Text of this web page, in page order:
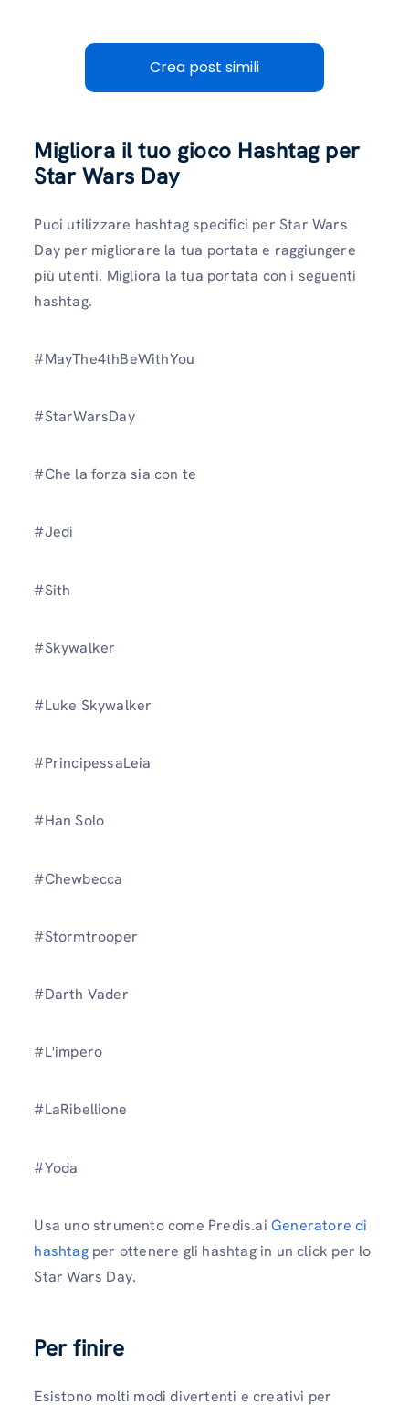
Crea post simili
Migliora il tuo gioco Hashtag per
Star Wars Day
Puoi utilizzare hashtag specifici per Star Wars
Day per migliorare la tua portata e raggiungere
più utenti. Migliora la tua portata con i seguenti
hashtag.
#MayThe4thBeWithYou
#StarWarsDay
#Che la forza sia con te
#Jedi
#Sith
#Skywalker
#Luke Skywalker
#PrincipessaLeia
#Han Solo
#Chewbecca
#Stormtrooper
#Darth Vader
#L'impero
#LaRibellione
#Yoda
Usa uno strumento come Predis.ai Generatore di
hashtagper ottenere gli hashtag in un click per lo
Star Wars Day.
Per finire
Esistono molti modi divertenti e creativi per